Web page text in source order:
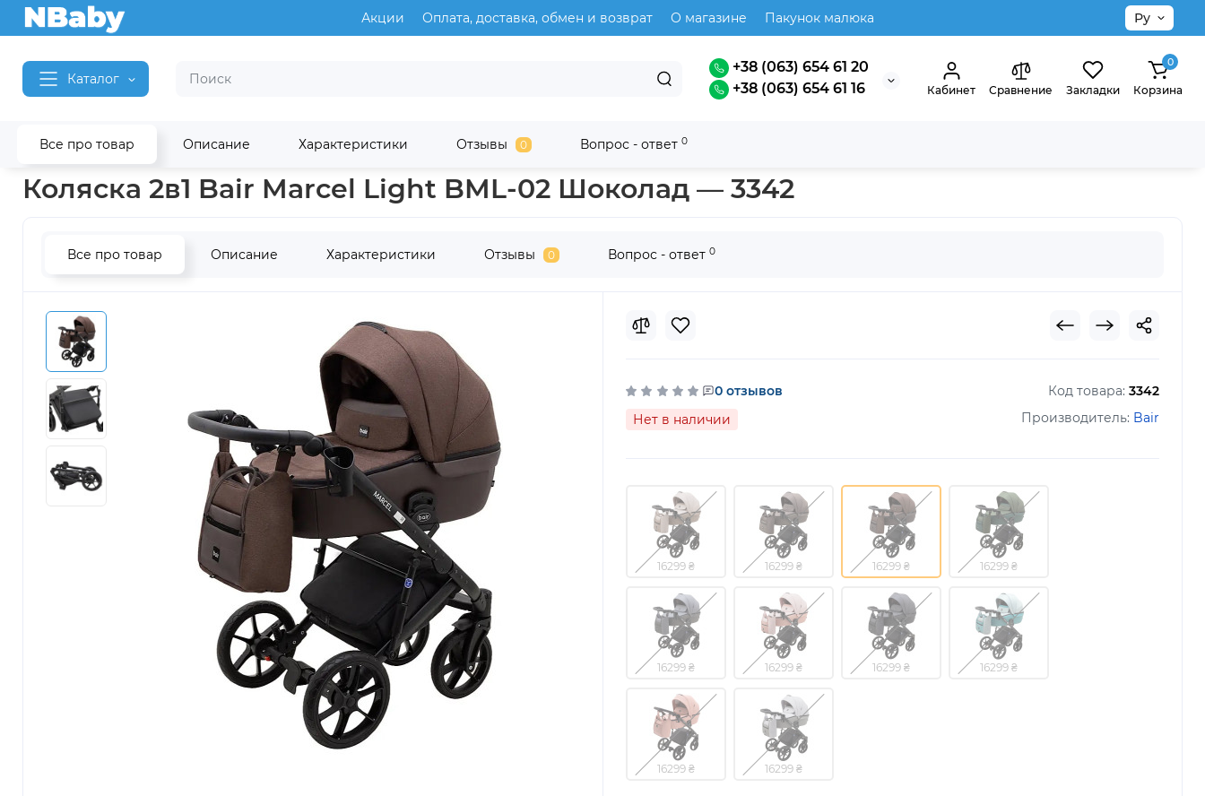
Акции Оплата, доставка, обмен и возврат О магазине Пакунок малюка Ру
Каталог
+38 (063) 654 61 20
+38 (063) 654 61 16
Кабинет Сравнение Закладки
0
Корзина
Все про товар Описание Характеристики Отзывы 0 Вопрос - ответ 0
Главная Детские коляски Коляски 2 в 1 Коляски 2 в 1 Bair
Коляска 2в1 Bair Marcel Light BML-02 Шоколад — 3342
Все про товар Описание Характеристики Отзывы 0 Вопрос - ответ 0
0 отзывов Код товара: 3342
Производитель: Bair
Нет в наличии
16299 ₴ 16299 ₴ 16299 ₴ 16299 ₴
16299 ₴ 16299 ₴ 16299 ₴ 16299 ₴
16299 ₴ 16299 ₴